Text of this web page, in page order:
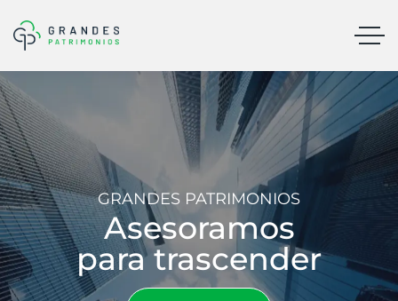
GRANDES PATRIMONIOS
Asesoramos
para trascender